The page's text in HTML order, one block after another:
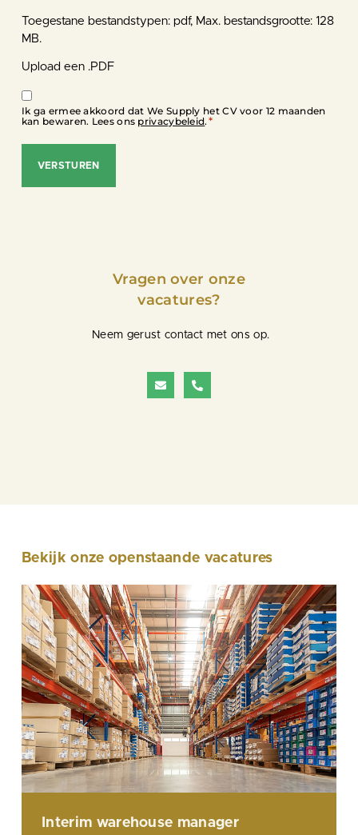
Toegestane bestandstypen: pdf, Max. bestandsgrootte: 128
MB.
Upload een .PDF
Instemming
*
Ik ga ermee akkoord dat We Supply het CV voor 12 maanden
kan bewaren. Lees ons privacybeleid. *
Vragen over onze
vacatures?
Neem gerust contact met ons op.
Bekijk onze openstaande vacatures
Interim warehouse manager